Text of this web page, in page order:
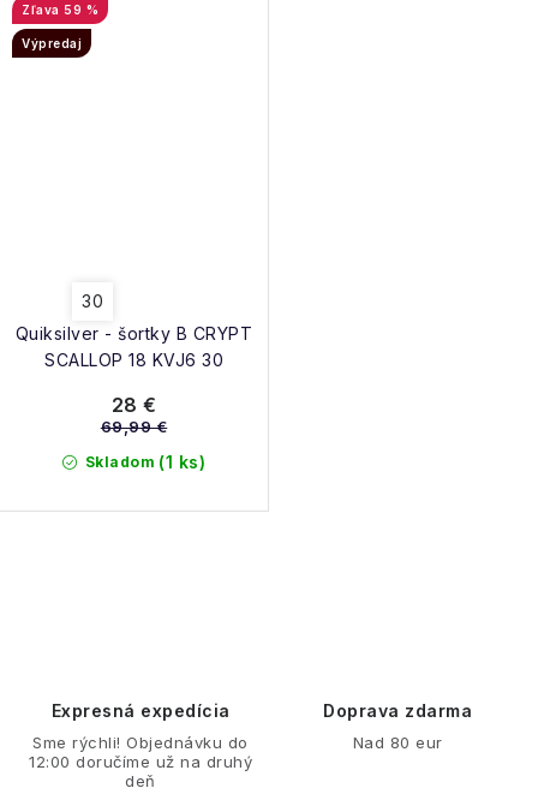
Quiksilver - šortky B CRYPT
SCALLOP 18 KVJ6 30
59 %
Výpredaj
30
Skladom (1 ks)
28 €
69,99 €
Expresná expedícia
Sme rýchli! Objednávku do
12:00 doručíme už na druhý
deň
Doprava zdarma
Nad 80 eur